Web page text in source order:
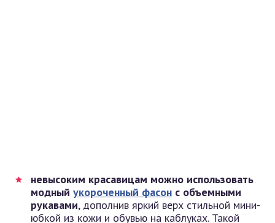
невысоким красавицам можно использовать
модный укороченный фасон с объемными
рукавами, дополнив яркий верх стильной мини-
юбкой из кожи и обувью на каблуках. Такой